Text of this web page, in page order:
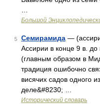
Большой
5 Семирамида —
Ассирии в конце 9 в.
(главным образом в
традиция ошибочно
висячих садов одного
деле&#8230; …
Исторический словарь